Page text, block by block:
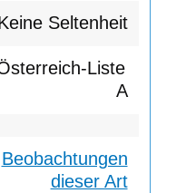
Seltenheit
A
Beobachtungen
dieser Art